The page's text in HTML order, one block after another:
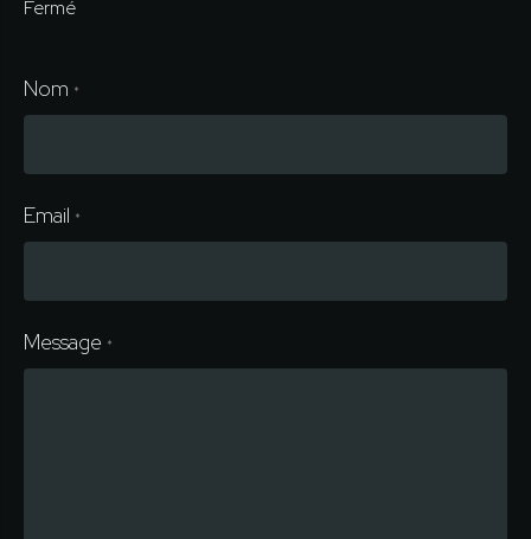
Fermé
Nom *
Email *
Message *